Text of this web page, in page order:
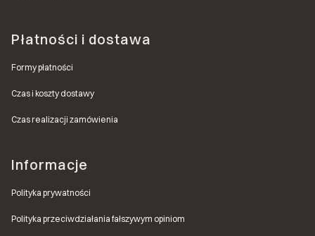
Płatności i dostawa
Formy płatności
Czas i koszty dostawy
Czas realizacji zamówienia
Informacje
Polityka prywatności
Polityka przeciwdziałania fałszywym opiniom